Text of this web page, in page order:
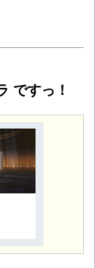
ですっ！